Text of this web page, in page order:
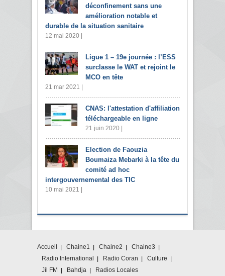
déconfinement sans une
amélioration notable et
durable de la situation sanitaire
12 mai 2020 |
Ligue 1 – 19e journée : l’ESS
surclasse le WAT et rejoint le
MCO en tête
21 mar 2021 |
CNAS: l'attestation d'affiliation
téléchargeable en ligne
21 juin 2020 |
Election de Faouzia
Boumaiza Mebarki à la tête du
comité ad hoc
intergouvernemental des TIC
10 mai 2021 |
Accueil Chaine1 Chaine2
Chaine3
Radio International
Radio Coran
Culture
Jil FM
Bahdja Radios Locales